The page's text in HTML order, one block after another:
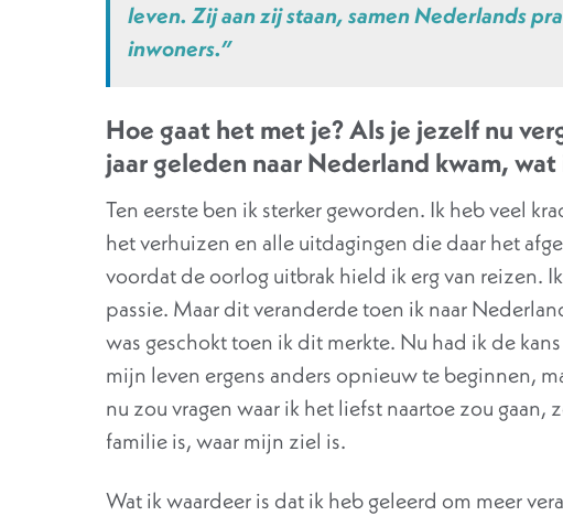
leven. Zij aan zij staan, samen Nederlands
inwoners.”
Hoe gaat het met je? Als je jezelf nu
jaar geleden naar Nederland kwam, wat
Ten eerste ben ik sterker geworden. Ik heb veel
het verhuizen en alle uitdagingen die daar het
voordat de oorlog uitbrak hield ik erg van reizen.
passie. Maar dit veranderde toen ik naar
was geschokt toen ik dit merkte. Nu had ik de
mijn leven ergens anders opnieuw te beginnen,
nu zou vragen waar ik het liefst naartoe zou
familie is, waar mijn ziel is.
Wat ik waardeer is dat ik heb geleerd om meer